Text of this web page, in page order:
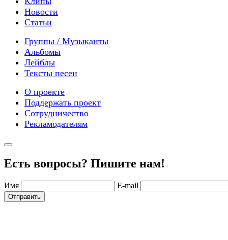
Новости
Статьи
Группы / Музыканты
Альбомы
Лейблы
Тексты песен
О проекте
Поддержать проект
Сотрудничество
Рекламодателям
Есть вопросы? Пишите нам!
Имя E-mail